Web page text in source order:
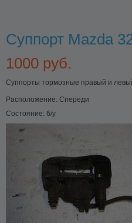
Суппорт Mazda
1000 руб.
Суппорты тормозные правый и
Расположение: Спереди
Состояние: б/у